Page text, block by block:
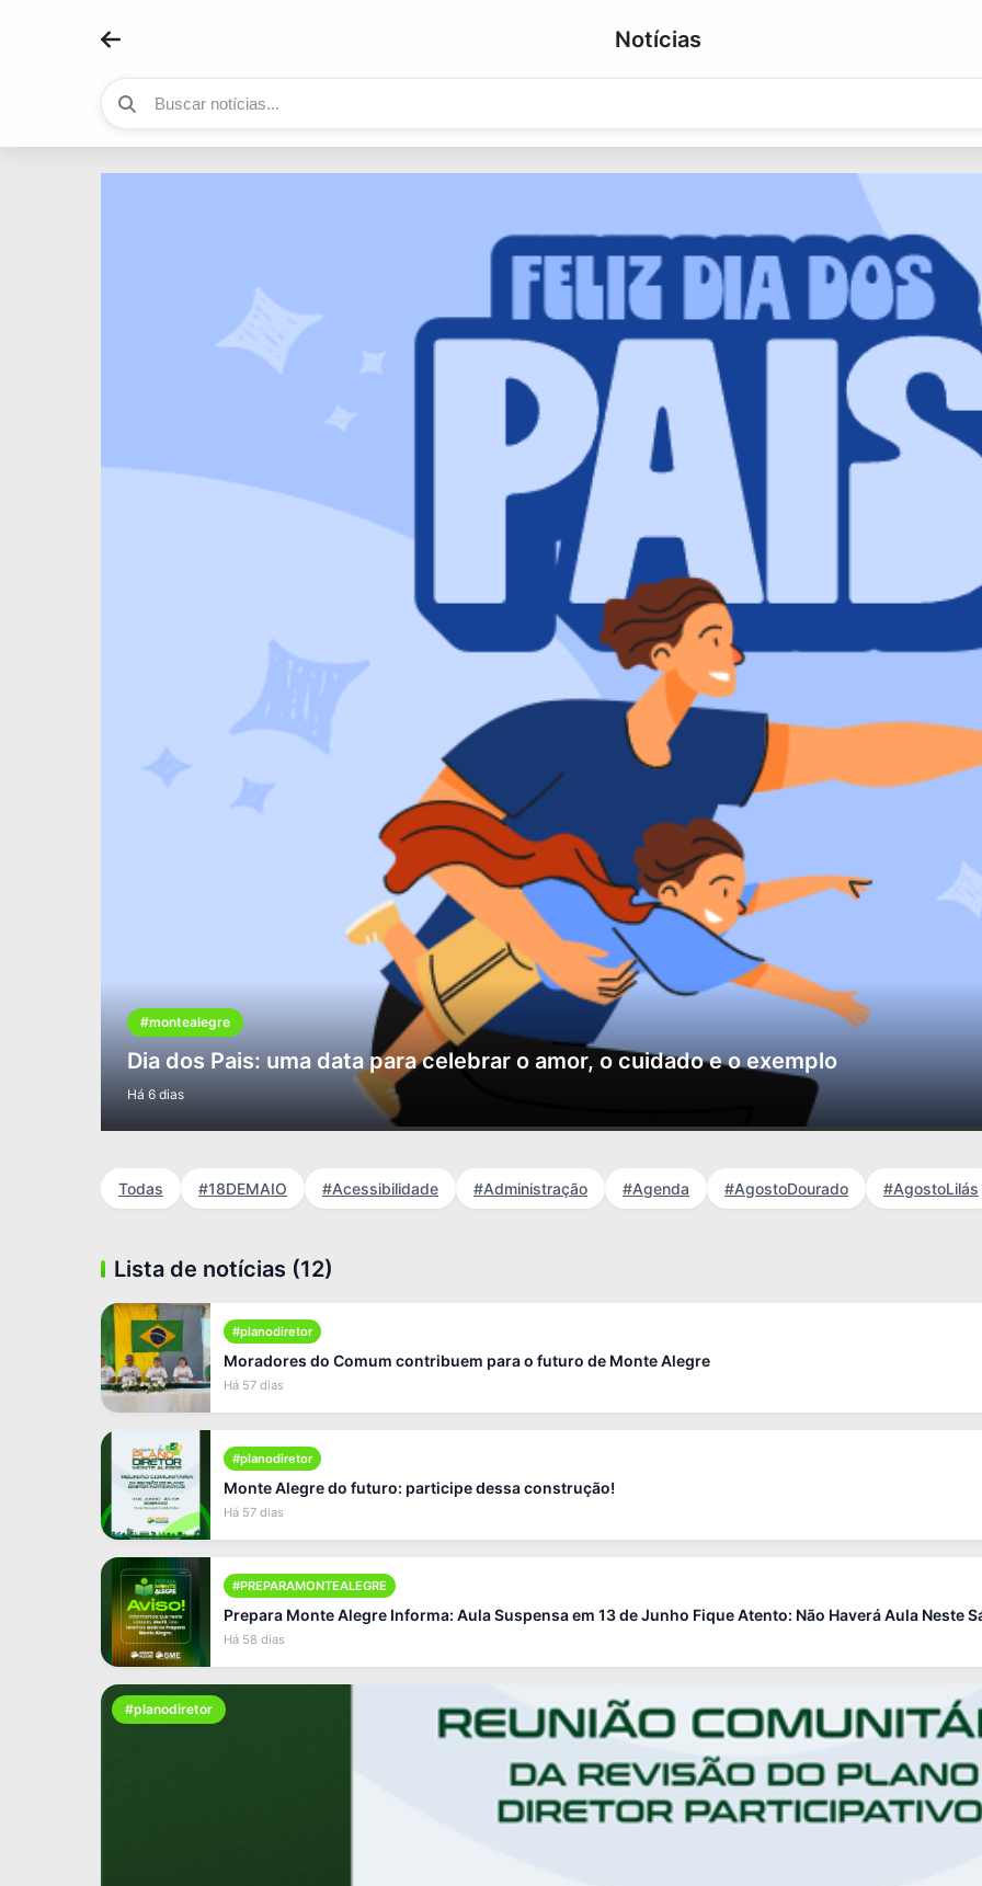
Notícias
#montealegre
Dia dos Pais: uma data para celebrar o amor, o cuidado e o exemplo
Há 6 dias
Todas #18DEMAIO #Acessibilidade #Administração #Agenda #AgostoDourado #AgostoLilás
Lista de notícias (12)
#planodiretor
Moradores do Comum contribuem para o futuro de Monte Alegre
Há 57 dias
#planodiretor
Monte Alegre do futuro: participe dessa construção!
Há 57 dias
#PREPARAMONTEALEGRE
Prepara Monte Alegre Informa: Aula Suspensa em 13 de Junho Fique Atento: Não Haverá Aula Neste
Há 58 dias
#planodiretor